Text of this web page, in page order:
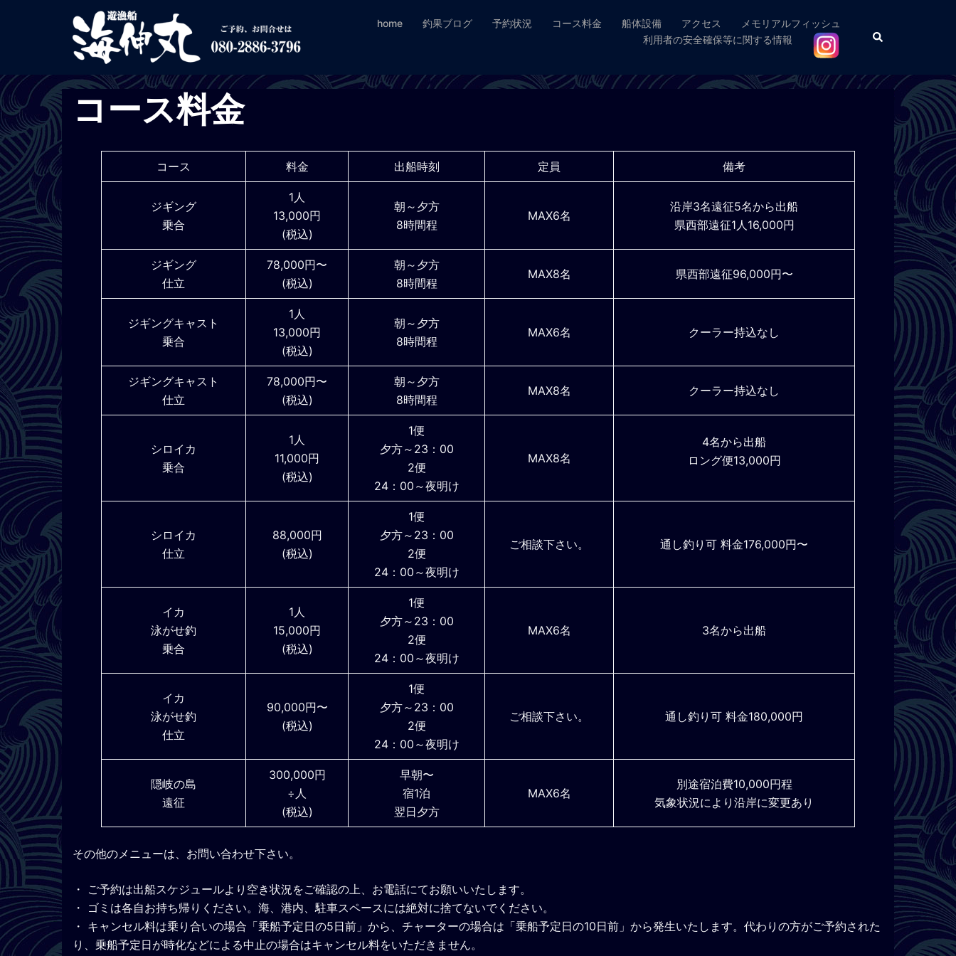
ツ
へ
ス
キ
ッ
プ
home 釣果ブログ 予約状況 コース料金 船体設備 アクセス
メモリアルフィッシュ
利用者の安全確保等に関する情報
検
索
コース料金
コース 料金 出船時刻 定員 備考
ジギング
乗合
1人
13,000円
(税込)
朝～夕方
8時間程
MAX6名
沿岸3名遠征5名から出船
県西部遠征1人16,000円
ジギング
仕立
78,000円〜
(税込)
朝～夕方
8時間程
MAX8名 県西部遠征96,000円〜
ジギングキャスト
乗合
1人
13,000円
(税込)
朝～夕方
8時間程
MAX6名 クーラー持込なし
ジギングキャスト
仕立
78,000円〜
(税込)
朝～夕方
8時間程
MAX8名 クーラー持込なし
シロイカ
乗合
1人
11,000円
(税込)
1便
夕方～23：00
2便
24：00～夜明け
MAX8名
4名から出船
ロング便13,000円
シロイカ
仕立
88,000円
(税込)
1便
夕方～23：00
2便
24：00～夜明け
ご相談下さい。 通し釣り可 料金176,000円〜
イカ
泳がせ釣
乗合
1人
15,000円
(税込)
1便
夕方～23：00
2便
24：00～夜明け
MAX6名 3名から出船
イカ
泳がせ釣
仕立
90,000円〜
(税込)
1便
夕方～23：00
2便
24：00～夜明け
ご相談下さい。 通し釣り可 料金180,000円
隠岐の島
遠征
300,000円
÷人
(税込)
早朝〜
宿1泊
翌日夕方
MAX6名
別途宿泊費10,000円程
気象状況により沿岸に変更あり
その他のメニューは、お問い合わせ下さい。
・ ご予約は出船スケジュールより空き状況をご確認の上、お電話にてお願いいたします。
・ ゴミは各自お持ち帰りください。海、港内、駐車スペースには絶対に捨てないでください。
・ キャンセル料は乗り合いの場合「乗船予定日の5日前」から、チャーターの場合は「乗船予定日の10日前」から発生いたします。代わりの方がご予約された
り、乗船予定日が時化などによる中止の場合はキャンセル料をいただきません。